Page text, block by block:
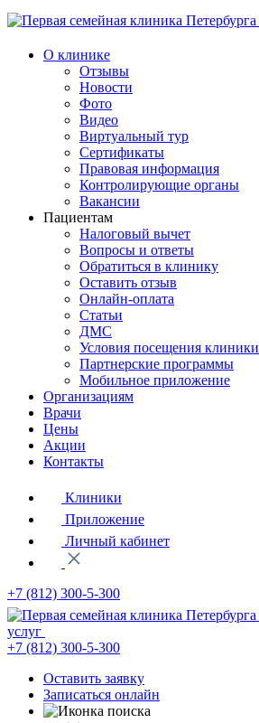
О клинике
Отзывы
Новости
Фото
Видео
Виртуальный тур
Сертификаты
Правовая информация
Контролирующие органы
Вакансии
Пациентам
Налоговый вычет
Вопросы и ответы
Обратиться в клинику
Оставить отзыв
Онлайн-оплата
Статьи
ДМС
Условия посещения клиники
Партнерские программы
Мобильное приложение
Организациям
Врачи
Цены
Акции
Контакты
Клиники
Приложение
Личный кабинет
+7 (812) 300-5-300
услуг
+7 (812) 300-5-300
Оставить заявку
Записаться онлайн